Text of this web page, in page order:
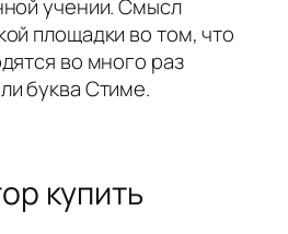
учении. Смысл
площадки во том, что
во много раз
буква Стиме.
купить